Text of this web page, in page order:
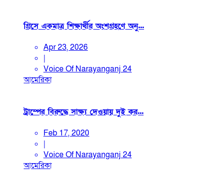
গ্রিসে একমাত্র শিক্ষার্থীর অংশগ্রহণে অনু...
Apr 23, 2026
|
Voice Of Narayanganj 24
আমেরিকা
ট্রাম্পের বিরুদ্ধে সাক্ষ্য দেওয়ায় দুই কর...
Feb 17, 2020
|
Voice Of Narayanganj 24
আমেরিকা